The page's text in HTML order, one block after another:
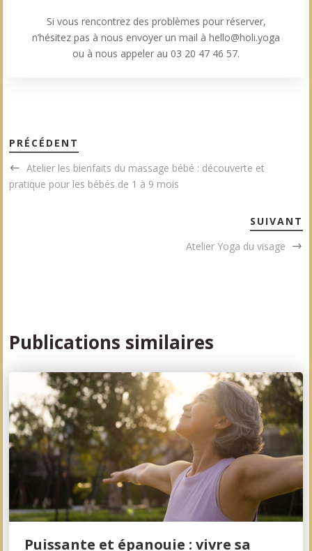
Si vous rencontrez des problèmes pour réserver,
n’hésitez pas à nous envoyer un mail à hello@holi.yoga
ou à nous appeler au 03 20 47 46 57.
PRÉCÉDENT
Atelier les bienfaits du massage bébé : découverte et
pratique pour les bébés de 1 à 9 mois
SUIVANT
Atelier Yoga du visage
Publications similaires
Puissante et épanouie : vivre sa